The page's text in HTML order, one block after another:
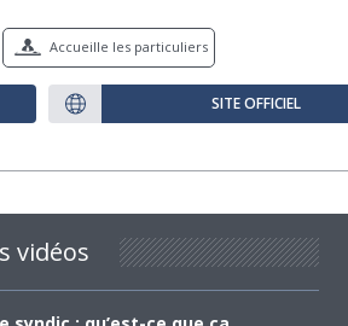
Accueille les particuliers
SITE OFFICIEL
vidéos